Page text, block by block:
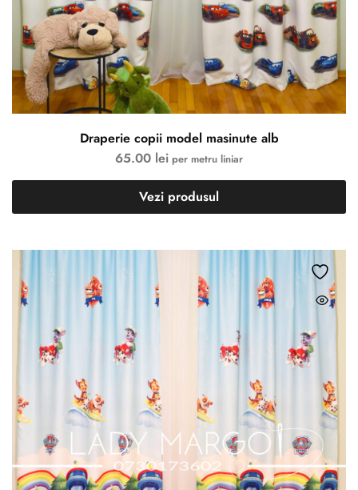
Draperie copii model masinute alb
65.00 lei per metru liniar
Vezi produsul